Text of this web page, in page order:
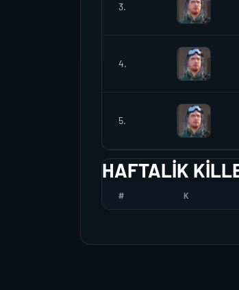
3.
4.
5.
HAFTALIK
# K